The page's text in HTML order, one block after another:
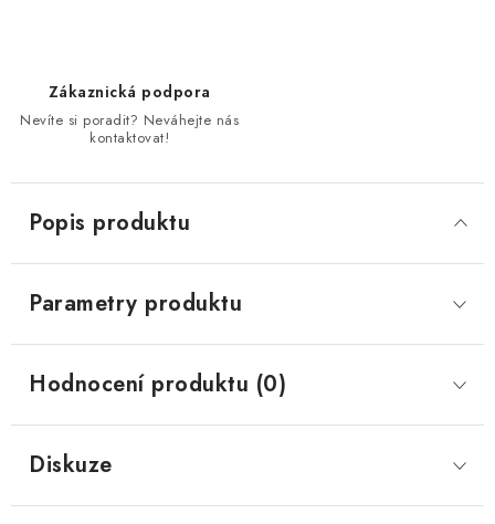
Zákaznická podpora
Nevíte si poradit? Neváhejte nás
kontaktovat!
Popis produktu
Parametry produktu
Hodnocení produktu (0)
Diskuze